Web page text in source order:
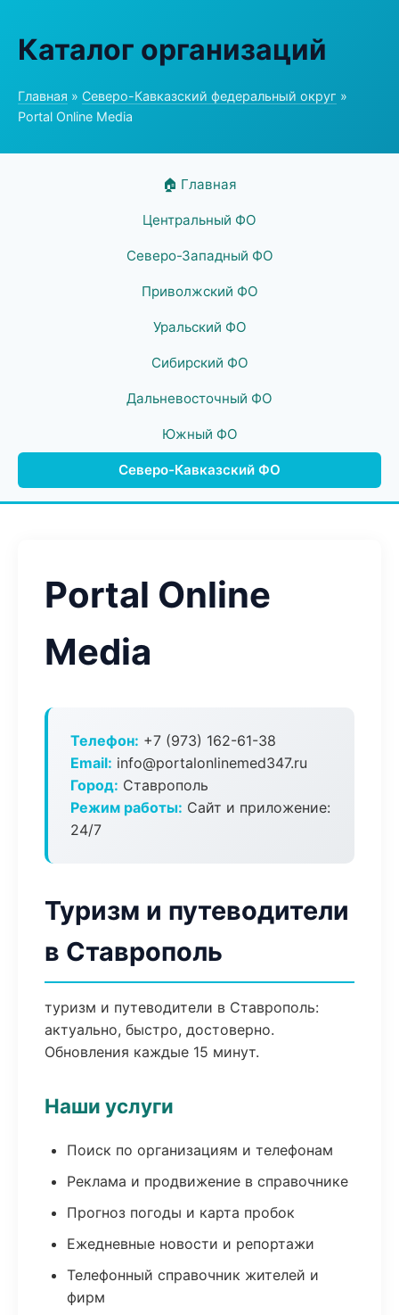
Каталог организаций
Главная » Северо-Кавказский федеральный округ »
Portal Online Media
🏠 Главная
Центральный ФО
Северо-Западный ФО
Приволжский ФО
Уральский ФО
Сибирский ФО
Дальневосточный ФО
Южный ФО
Северо-Кавказский ФО
Portal Online
Media
Телефон: +7 (973) 162-61-38
Email: info@portalonlinemed347.ru
Город: Ставрополь
Режим работы: Сайт и приложение:
24/7
Туризм и путеводители
в Ставрополь
туризм и путеводители в Ставрополь:
актуально, быстро, достоверно.
Обновления каждые 15 минут.
Наши услуги
Поиск по организациям и телефонам
Реклама и продвижение в справочнике
Прогноз погоды и карта пробок
Ежедневные новости и репортажи
Телефонный справочник жителей и
фирм